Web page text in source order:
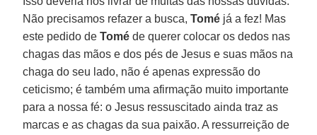
Não precisamos refazer a busca,Tomé já a fez! Mas
este pedido deTomé de querer colocar os dedos nas
chagas das mãos e dos pés de Jesus e suas mãos na
chaga do seu lado, não é apenas expressão do
ceticismo; é também uma afirmação muito importante
para a nossa fé: o Jesus ressuscitado ainda traz as
marcas e as chagas da sua paixão. A ressurreição de